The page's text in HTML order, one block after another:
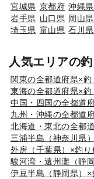
宮城県 京都府 沖縄県
岩手県 山口県 岡山県
埼玉県 富山県 石川県
人気エリアの
関東の全都道府県×釣
東海の全都道府県×釣
中国・四国の全都道
九州・沖縄の全都道
北海道・東北の全都
三浦半島（神奈川県
外房（千葉県）×釣り
駿河湾・遠州灘（静
伊豆半島（静岡県）×